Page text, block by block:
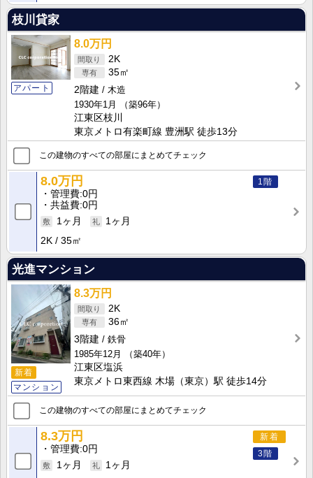
枝川貸家
アパート
8.0万円
2K
35㎡
2階建
木造
1930年1月
（築96年）
江東区枝川
東京メトロ有楽町線 豊洲駅 徒歩13分
この建物のすべての部屋にまとめてチェック
1階
8.0万円
管理費 0円
共益費 0円
1ヶ月
1ヶ月
2K
35㎡
光進マンション
新着
マンション
8.3万円
2K
36㎡
3階建
鉄骨
1985年12月
（築40年）
江東区塩浜
東京メトロ東西線 木場（東京）駅 徒歩14分
この建物のすべての部屋にまとめてチェック
新着
3階
8.3万円
管理費 0円
1ヶ月
1ヶ月